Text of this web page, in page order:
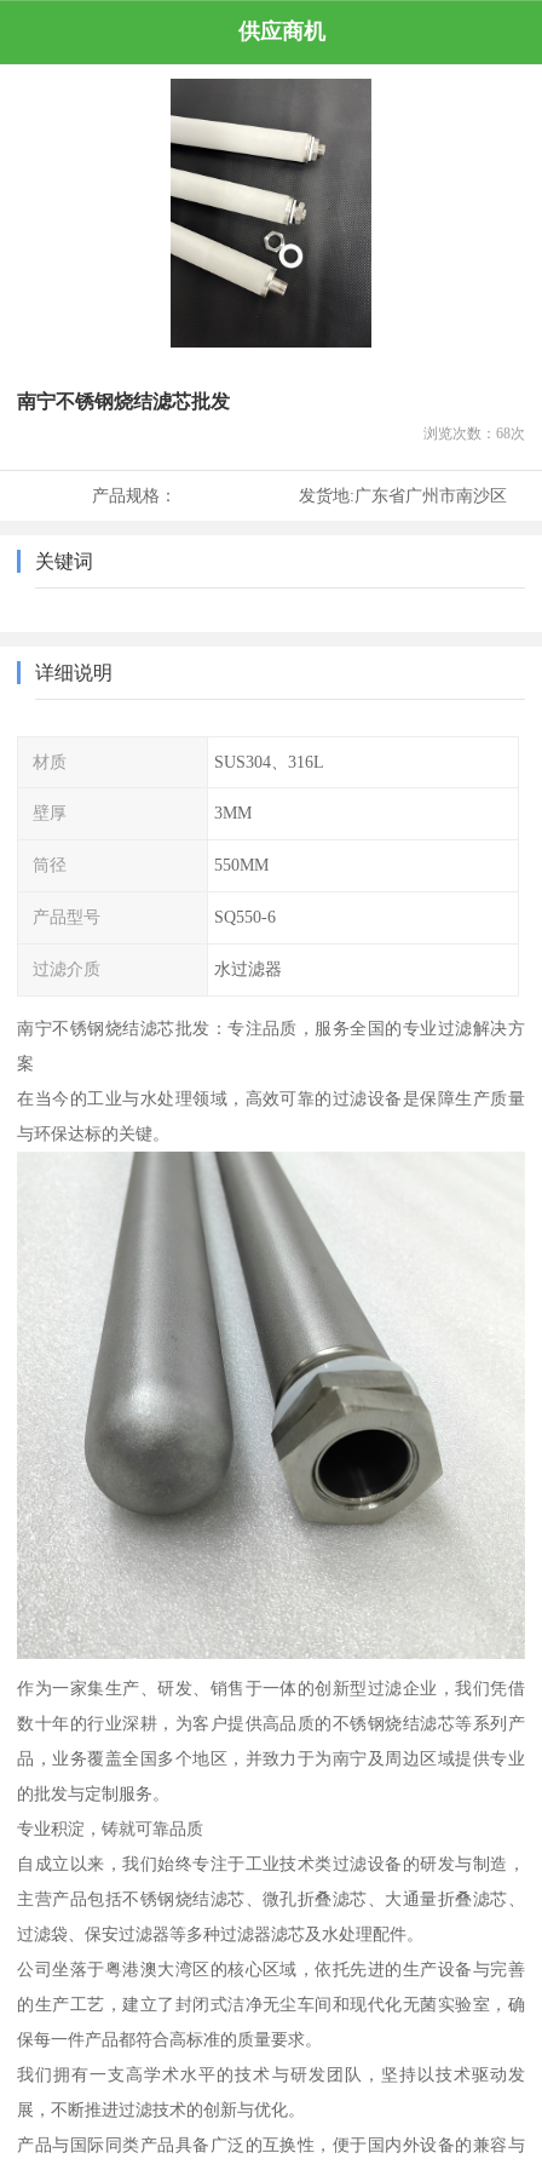
供应商机
南宁不锈钢烧结滤芯批发
浏览次数： 68次
产品规格： 发货地:广东省广州市南沙区
关键词
详细说明
材质 SUS304、316L
壁厚 3MM
筒径 550MM
产品型号 SQ550-6
过滤介质 水过滤器
南宁不锈钢烧结滤芯批发：专注品质，服务全国的专业过滤解决方
案
在当今的工业与水处理领域，高效可靠的过滤设备是保障生产质量
与环保达标的关键。
作为一家集生产、研发、销售于一体的创新型过滤企业，我们凭借
数十年的行业深耕，为客户提供高品质的不锈钢烧结滤芯等系列产
品，业务覆盖全国多个地区，并致力于为南宁及周边区域提供专业
的批发与定制服务。
专业积淀，铸就可靠品质
自成立以来，我们始终专注于工业技术类过滤设备的研发与制造，
主营产品包括不锈钢烧结滤芯、微孔折叠滤芯、大通量折叠滤芯、
过滤袋、保安过滤器等多种过滤器滤芯及水处理配件。
公司坐落于粤港澳大湾区的核心区域，依托先进的生产设备与完善
的生产工艺，建立了封闭式洁净无尘车间和现代化无菌实验室，确
保每一件产品都符合高标准的质量要求。
我们拥有一支高学术水平的技术与研发团队，坚持以技术驱动发
展，不断推进过滤技术的创新与优化。
产品与国际同类产品具备广泛的互换性，便于国内外设备的兼容与